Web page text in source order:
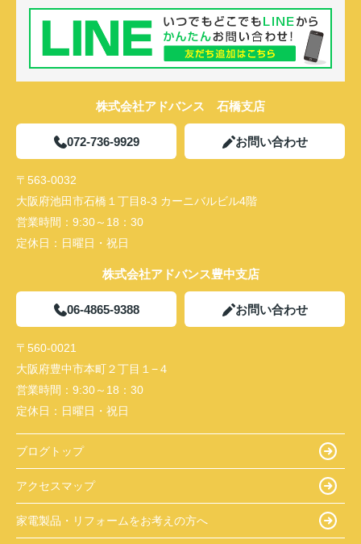
株式会社アドバンス 石橋支店
072-736-9929 お問い合わせ
〒563-0032
大阪府池田市石橋１丁目8-3 カーニバルビル4階
営業時間： 9:30～18：30
定休日： 日曜日・祝日
株式会社アドバンス豊中支店
06-4865-9388 お問い合わせ
〒560-0021
大阪府豊中市本町２丁目１−４
営業時間： 9:30～18：30
定休日： 日曜日・祝日
ブログトップ
アクセスマップ
家電製品・リフォームをお考えの方へ